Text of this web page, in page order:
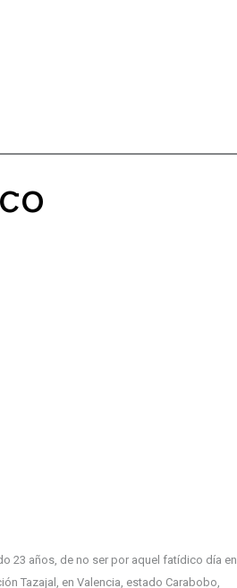
23 años, de no ser por aquel fatídico día en
Tazajal, en Valencia, estado Carabobo,